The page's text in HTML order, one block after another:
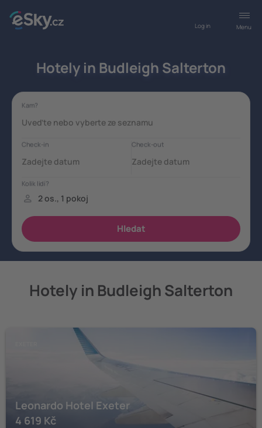
Menu
Log in
Hotely in Budleigh Salterton
Hotely in Budleigh Salterton
Leonardo Hotel Exeter
4 619 Kč